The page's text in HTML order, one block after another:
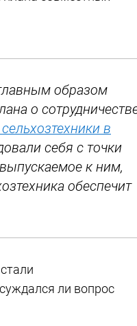
образом
о
в
себя с точки
к ним,
обеспечит
ли вопрос